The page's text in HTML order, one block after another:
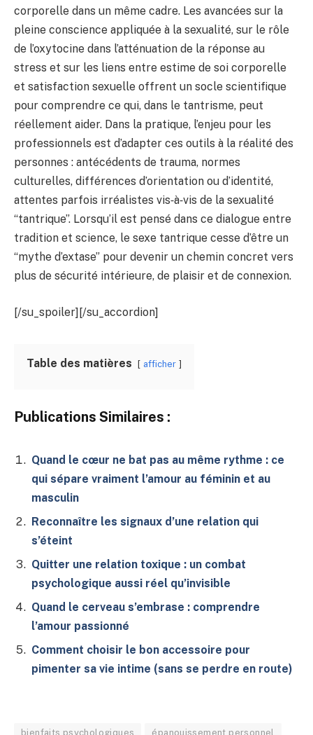
corporelle dans un même cadre. Les avancées sur la
pleine conscience appliquée à la sexualité, sur le rôle
de l’oxytocine dans l’atténuation de la réponse au
stress et sur les liens entre estime de soi corporelle
et satisfaction sexuelle offrent un socle scientifique
pour comprendre ce qui, dans le tantrisme, peut
réellement aider. Dans la pratique, l’enjeu pour les
professionnels est d’adapter ces outils à la réalité des
personnes : antécédents de trauma, normes
culturelles, différences d’orientation ou d’identité,
attentes parfois irréalistes vis‑à‑vis de la sexualité
“tantrique”. Lorsqu’il est pensé dans ce dialogue entre
tradition et science, le sexe tantrique cesse d’être un
“mythe d’extase” pour devenir un chemin concret vers
plus de sécurité intérieure, de plaisir et de connexion.
[/su_spoiler][/su_accordion]
Table des matières afficher
Publications Similaires :
Quand le cœur ne bat pas au même rythme : ce
qui sépare vraiment l’amour au féminin et au
masculin
Reconnaître les signaux d’une relation qui
s’éteint
Quitter une relation toxique : un combat
psychologique aussi réel qu’invisible
Quand le cerveau s’embrase : comprendre
l’amour passionné
Comment choisir le bon accessoire pour
pimenter sa vie intime (sans se perdre en route)
bienfaits psychologiques épanouissement personnel